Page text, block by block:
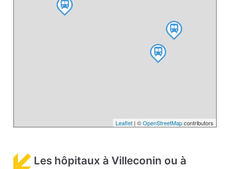
Leaflet| ©OpenStreetMapcontributors
Les hôpitaux à Villeconin ou à